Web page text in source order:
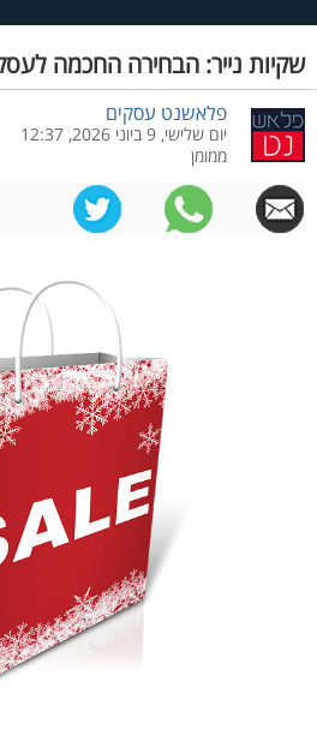
שקיות נייר: הבחירה החכמה
פלאשנט עסקים
יום שלישי, 9 ביוני 2026, 12:37
ממומן